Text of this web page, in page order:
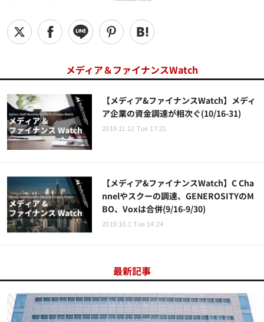
メディア＆ファイナンスWatch
【メディア&ファイナンスWatch】メディ
ア企業の資金調達が相次ぐ(10/16-31)
2019.11.12 Tue 17:21
【メディア&ファイナンスWatch】C Cha
nnelやスクーの調達、GENEROSITYのM
BO、Voxは合併(9/16-9/30)
2019.10.1 Tue 14:24
最新記事